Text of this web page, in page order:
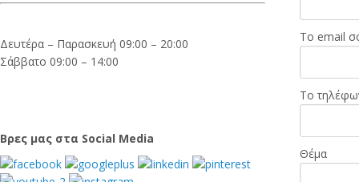
Δευτέρα – Παρασκευή 09:00 – 20:00
Σάββατο 09:00 – 14:00
Βρες μας στα Social Media
Το email
Το
Θέμα